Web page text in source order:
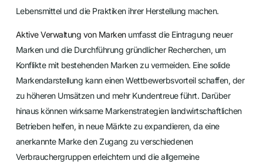
Lebensmittel und die Praktiken ihrer Herstellung machen.
Aktive Verwaltung von Markenumfasst die Eintragung neuer
Marken und die Durchführung gründlicher Recherchen, um
Konflikte mit bestehenden Marken zu vermeiden. Eine solide
Markendarstellung kann einen Wettbewerbsvorteil schaffen, der
zu höheren Umsätzen und mehr Kundentreue führt. Darüber
hinaus können wirksame Markenstrategien landwirtschaftlichen
Betrieben helfen, in neue Märkte zu expandieren, da eine
anerkannte Marke den Zugang zu verschiedenen
Verbrauchergruppen erleichtern und die allgemeine